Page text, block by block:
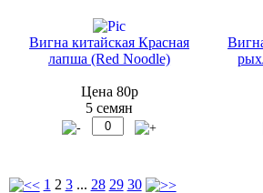
Вигна китайская Красная
лапша (Red Noodle)
Цена 80р
5 семян
1 2 3 ... 28 29 30